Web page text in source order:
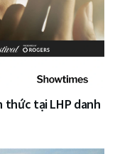
thức tại LHP danh